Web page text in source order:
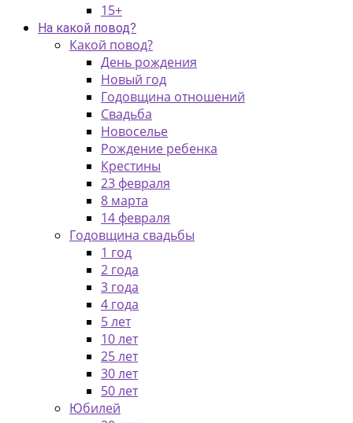
15+
На какой повод?
Какой повод?
День рождения
Новый год
Годовщина отношений
Свадьба
Новоселье
Рождение ребенка
Крестины
23 февраля
8 марта
14 февраля
Годовщина свадьбы
1 год
2 года
3 года
4 года
5 лет
10 лет
25 лет
30 лет
50 лет
Юбилей